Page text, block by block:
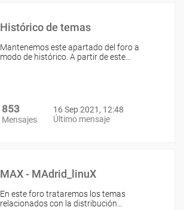
Histórico de temas
Mantenemos este apartado del foro a
modo de histórico. A partir de este…
853
Mensajes
16 Sep 2021, 12:48
Último mensaje
MAX - MAdrid_linuX
En este foro trataremos los temas
relacionados con la distribución…